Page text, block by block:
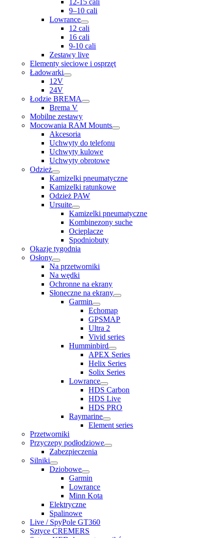
12-15 cali
9–10 cali
Lowrance
12 cali
16 cali
9-10 cali
Zestawy live
Elementy sieciowe i osprzęt
Ładowarki
12V
24V
Łodzie BREMA
Brema V
Mobilne zestawy
Mocowania RAM Mounts
Akcesoria
Uchwyty do telefonu
Uchwyty kulowe
Uchwyty obrotowe
Odzież
Kamizelki pneumatyczne
Kamizelki ratunkowe
Odzież PAW
Ursuite
Kamizelki pneumatyczne
Kombinezony suche
Ocieplacze
Spodniobuty
Okazje tygodnia
Osłony
Na przetworniki
Na wędki
Ochronne na ekrany
Słoneczne na ekrany
Garmin
Echomap
GPSMAP
Ultra 2
Vivid series
Humminbird
APEX Series
Helix Series
Solix Series
Lowrance
HDS Carbon
HDS Live
HDS PRO
Raymarine
Element series
Przetworniki
Przyczepy podłodziowe
Zabezpieczenia
Silniki
Dziobowe
Garmin
Lowrance
Minn Kota
Elektryczne
Spalinowe
Live / SpyPole GT360
Sztyce CREMERS